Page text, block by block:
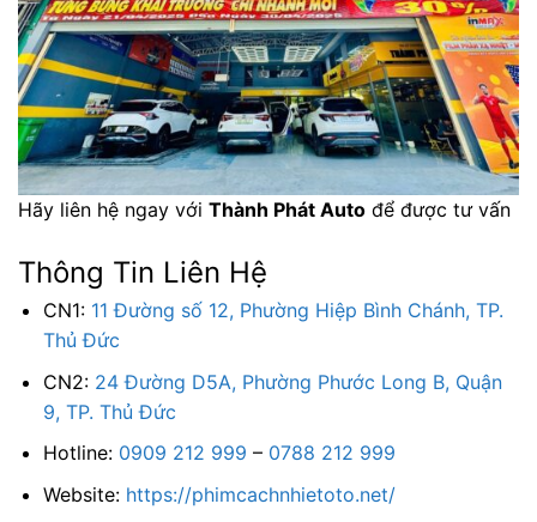
Hãy liên hệ ngay với Thành Phát Auto để được tư vấn
Thông Tin Liên Hệ
CN1: 11 Đường số 12, Phường Hiệp Bình Chánh, TP.
Thủ Đức
CN2: 24 Đường D5A, Phường Phước Long B, Quận
9, TP. Thủ Đức
Hotline: 0909 212 999 – 0788 212 999
Website: https://phimcachnhietoto.net/